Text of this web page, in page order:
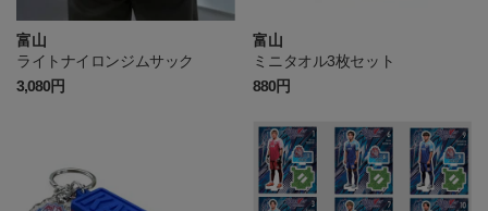
富山
ライトナイロンジムサック
3,080円
富山
ミニタオル3枚セット
880円